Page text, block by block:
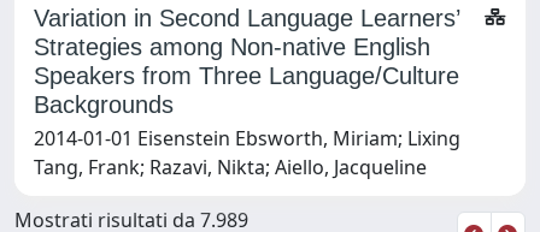
Variation in Second Language Learners’
Strategies among Non-native English
Speakers from Three Language/Culture
Backgrounds
2014-01-01 Eisenstein Ebsworth, Miriam; Lixing
Tang, Frank; Razavi, Nikta; Aiello, Jacqueline
Mostrati risultati da 7.989